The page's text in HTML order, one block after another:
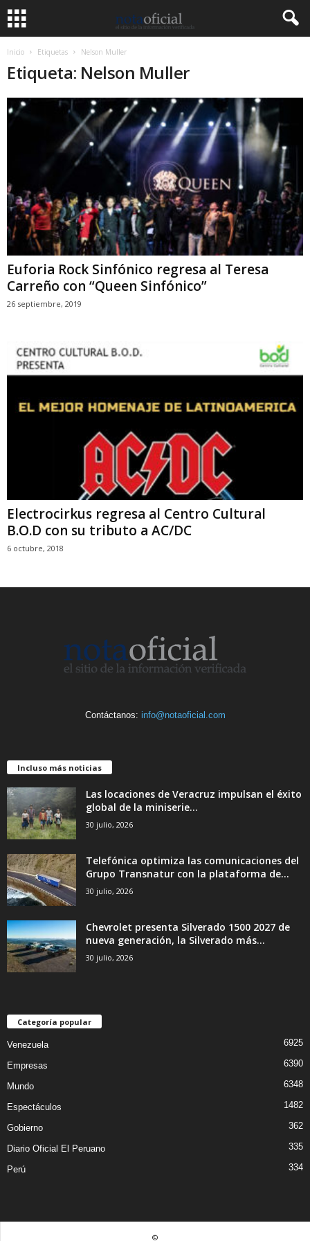
Inicio Etiquetas Nelson Muller
Etiqueta: Nelson Muller
Euforia Rock Sinfónico regresa al Teresa
Carreño con “Queen Sinfónico”
26 septiembre, 2019
Electrocirkus regresa al Centro Cultural
B.O.D con su tributo a AC/DC
6 octubre, 2018
Contáctanos: info@notaoficial.com
Incluso más noticias
Las locaciones de Veracruz impulsan el éxito
global de la miniserie...
30 julio, 2026
Telefónica optimiza las comunicaciones del
Grupo Transnatur con la plataforma de...
30 julio, 2026
Chevrolet presenta Silverado 1500 2027 de
nueva generación, la Silverado más...
30 julio, 2026
Categoría popular
Venezuela 6925
Empresas 6390
Mundo 6348
Espectáculos 1482
Gobierno 362
Diario Oficial El Peruano 335
Perú 334
©